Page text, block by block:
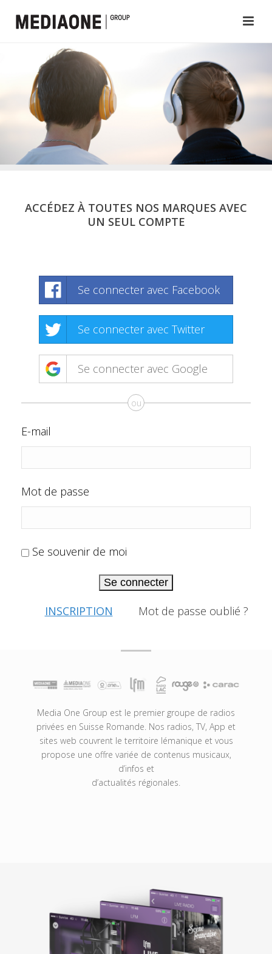
ACCÉDEZ À TOUTES NOS MARQUES AVEC
UN SEUL COMPTE
Se connecter avec Facebook
Se connecter avec Twitter
Se connecter avec Google
ou
E-mail
Mot de passe
Se souvenir de moi
Se connecter
INSCRIPTION Mot de passe oublié ?
Media One Group est le premier groupe de radios
privées en Suisse Romande. Nos radios, TV, App et
sites web couvrent le territoire lémanique et vous
propose une offre variée de contenus musicaux,
d’infos et
d’actualités régionales.